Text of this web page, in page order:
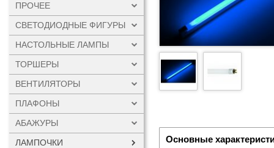
ПРОЧЕЕ
СВЕТОДИОДНЫЕ ФИГУРЫ
НАСТОЛЬНЫЕ ЛАМПЫ
ТОРШЕРЫ
ВЕНТИЛЯТОРЫ
ПЛАФОНЫ
АБАЖУРЫ
ЛАМПОЧКИ
Основные